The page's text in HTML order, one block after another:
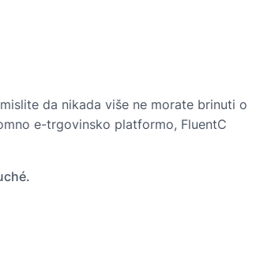
da nikada više ne morate brinuti o
e-trgovinsko platformo, FluentC